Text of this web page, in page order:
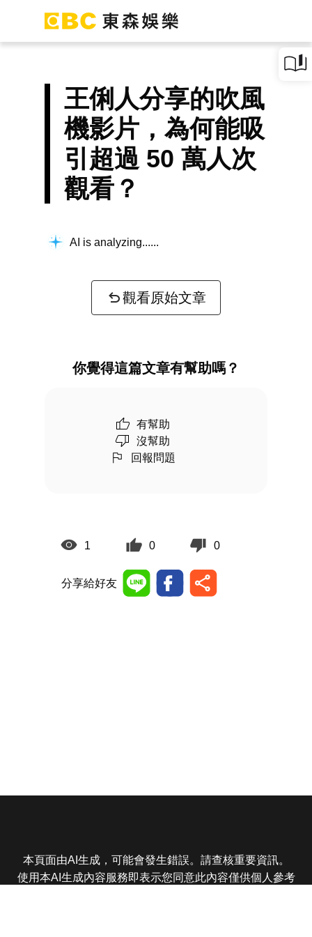
王俐人分享的吹風
機影片，為何能吸
引超過 50 萬人次
觀看？
AI is analyzing...
觀看原始文章
你覺得這篇文章有幫助嗎？
有幫助
沒幫助
回報問題
1 0 0
分享給好友
本頁面由AI生成，可能會發生錯誤。請查核重要資訊。
使用本AI生成內容服務即表示您同意此內容僅供個人參考